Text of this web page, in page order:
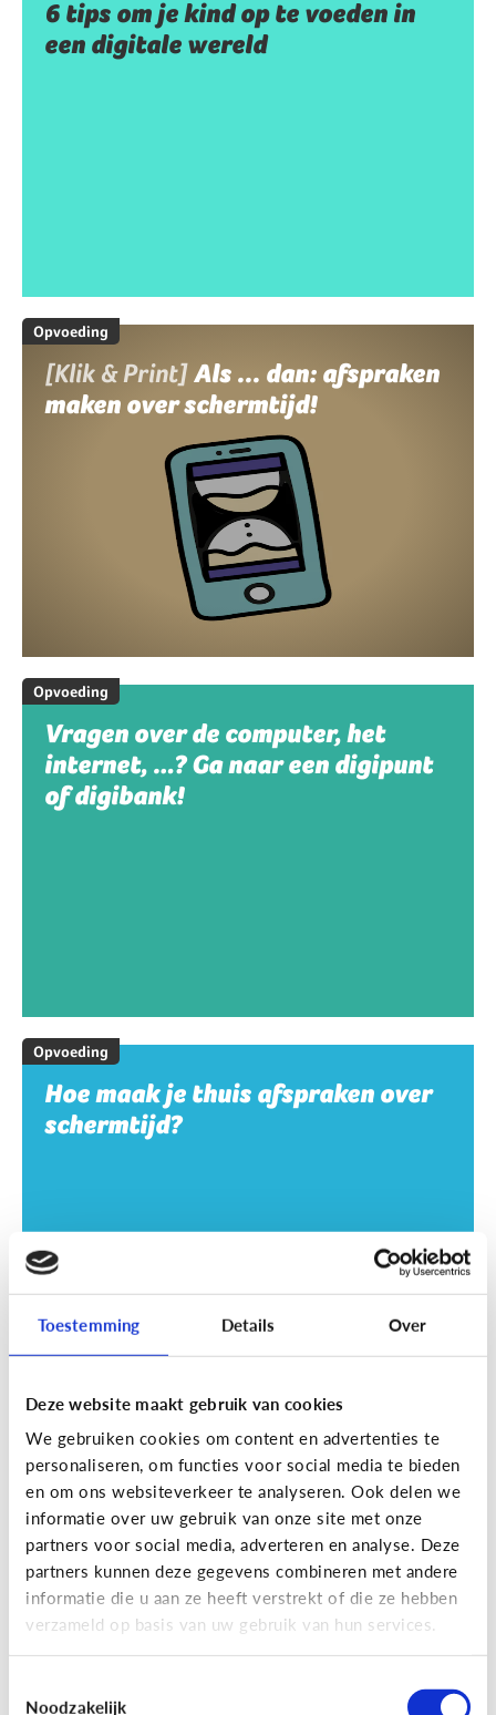
Toestemming Details Over
Deze website maakt gebruik van cookies
We gebruiken cookies om content en advertenties te
personaliseren, om functies voor social media te bieden
en om ons websiteverkeer te analyseren. Ook delen we
informatie over uw gebruik van onze site met onze
partners voor social media, adverteren en analyse. Deze
partners kunnen deze gegevens combineren met andere
informatie die u aan ze heeft verstrekt of die ze hebben
verzameld op basis van uw gebruik van hun services.
Noodzakelijk
6 tips om je kind op te voeden in
een digitale wereld
Opvoeding
[Klik & Print]Als ... dan: afspraken
maken over schermtijd!
Opvoeding
Vragen over de computer, het
internet, …? Ga naar een digipunt
of digibank!
Opvoeding
Hoe maak je thuis afspraken over
schermtijd?
Opvoeding
Vanaf welke leeftijd mag mijn kind
naar een scherm kijken?